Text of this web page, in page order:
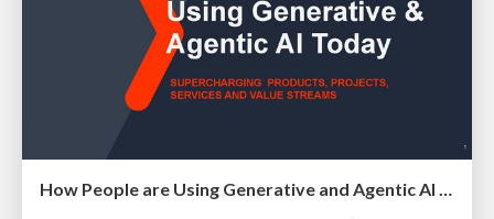
How People are Using Generative and Agentic AI to Supercharge Their Products, Projects, Services and Value Streams Today